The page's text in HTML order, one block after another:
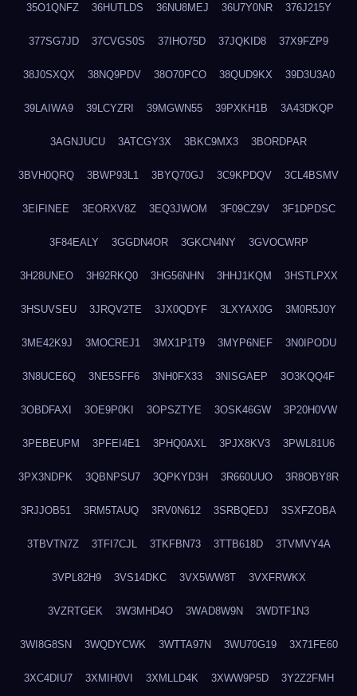
35O1QNFZ 36HUTLDS 36NU8MEJ 36U7Y0NR 376J215Y
377SG7JD 37CVGS0S 37IHO75D 37JQKID8 37X9FZP9
38J0SXQX 38NQ9PDV 38O70PCO 38QUD9KX 39D3U3A0
39LAIWA9 39LCYZRI 39MGWN55 39PXKH1B 3A43DKQP
3AGNJUCU 3ATCGY3X 3BKC9MX3 3BORDPAR
3BVH0QRQ 3BWP93L1 3BYQ70GJ 3C9KPDQV 3CL4BSMV
3EIFINEE 3EORXV8Z 3EQ3JWOM 3F09CZ9V 3F1DPDSC
3F84EALY 3GGDN4OR 3GKCN4NY 3GVOCWRP
3H28UNEO 3H92RKQ0 3HG56NHN 3HHJ1KQM 3HSTLPXX
3HSUVSEU 3JRQV2TE 3JX0QDYF 3LXYAX0G 3M0R5J0Y
3ME42K9J 3MOCREJ1 3MX1P1T9 3MYP6NEF 3N0IPODU
3N8UCE6Q 3NE5SFF6 3NH0FX33 3NISGAEP 3O3KQQ4F
3OBDFAXI 3OE9P0KI 3OPSZTYE 3OSK46GW 3P20H0VW
3PEBEUPM 3PFEI4E1 3PHQ0AXL 3PJX8KV3 3PWL81U6
3PX3NDPK 3QBNPSU7 3QPKYD3H 3R660UUO 3R8OBY8R
3RJJOB51 3RM5TAUQ 3RV0N612 3SRBQEDJ 3SXFZOBA
3TBVTN7Z 3TFI7CJL 3TKFBN73 3TTB618D 3TVMVY4A
3VPL82H9 3VS14DKC 3VX5WW8T 3VXFRWKX
3VZRTGEK 3W3MHD4O 3WAD8W9N 3WDTF1N3
3WI8G8SN 3WQDYCWK 3WTTA97N 3WU70G19 3X71FE60
3XC4DIU7 3XMIH0VI 3XMLLD4K 3XWW9P5D 3Y2Z2FMH